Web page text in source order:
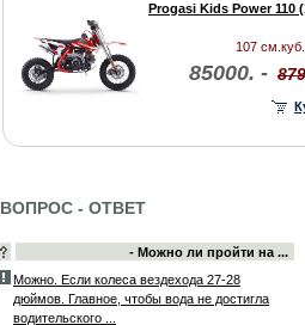
Progasi Kids Power 110
107 см.куб.
85000. -
ВОПРОС - ОТВЕТ
- Можно ли пройти на ...
Можно. Если колеса вездехода 27-28
дюймов. Главное, чтобы вода не достигла
водительского ...